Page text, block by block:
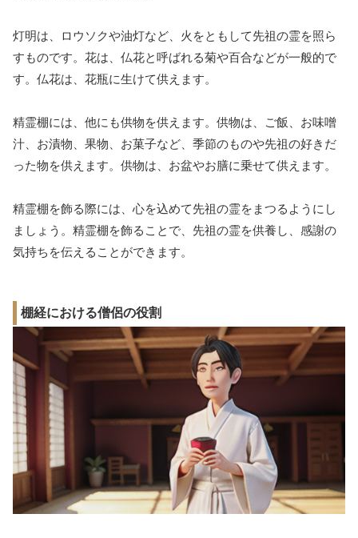
灯明は、ロウソクや油灯など、火をともして先祖の霊を照ら
すものです。花は、仏花と呼ばれる菊や百合などが一般的で
す。仏花は、花瓶に生けて供えます。
精霊棚には、他にも供物を供えます。供物は、ご飯、お味噌
汁、お漬物、果物、お菓子など、季節のものや先祖の好きだ
った物を供えます。供物は、お盆やお膳に乗せて供えます。
精霊棚を飾る際には、心を込めて先祖の霊をまつるようにし
ましょう。精霊棚を飾ることで、先祖の霊を供養し、感謝の
気持ちを伝えることができます。
棚経における僧侶の役割